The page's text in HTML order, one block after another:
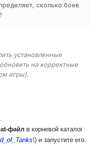
сколько боев
установленные
на корректные
игры).
файл в корневой каталог
) и запустите его.